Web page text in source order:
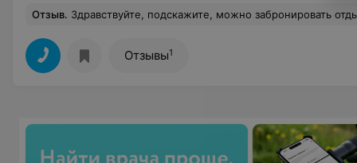
Отзыв. Здравствуйте, подскажите, можно забронировать отдых на 5 человек с 3 января на 3 суток (2 номера),
Отзывы1